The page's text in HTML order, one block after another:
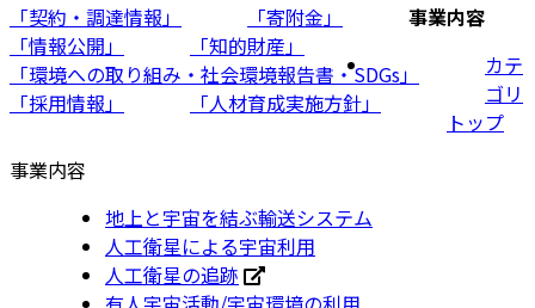
「契約・調達情報」
「寄附金」
「情報公開」
「知的財産」
「環境への取り組み・社会環境報告書・SDGs」
「採用情報」
「人材育成実施方針」
事業内容
カテ
ゴリ
トップ
事業内容
地上と宇宙を結ぶ輸送システム
人工衛星による宇宙利用
人工衛星の追跡